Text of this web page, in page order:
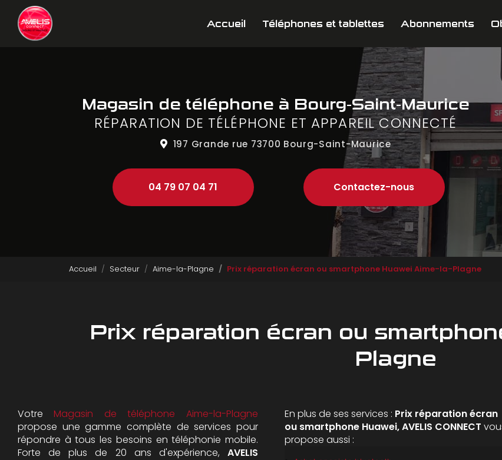
contenu
principal
Accueil
Téléphones et tablettes Abonnements
Magasin de téléphone à Bourg-Saint-Maurice
RÉPARATION DE TÉLÉPHONE ET APPAREIL CONNECTÉ
197 Grande rue 73700 Bourg-Saint-Maurice
04 79 07 04 71 Contactez-nous
Accueil Secteur Aime-la-Plagne Prix réparation écran ou smartphone Huawei Aime-la-Plagne
Prix réparation écran ou
Plagne
Votre Magasin de téléphone Aime-la-Plagne
propose une gamme complète de services pour
répondre à tous les besoins en téléphonie mobile.
Forte de plus de 20 ans d'expérience, AVELIS
En plus de ses services : Prix réparation écran
ou smartphone Huawei, AVELIS CONNECT
propose aussi :